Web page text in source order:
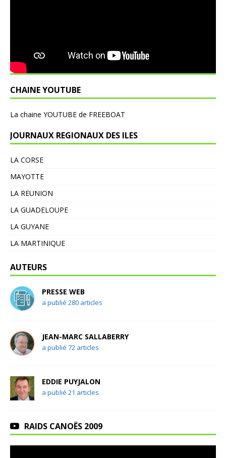
CHAINE YOUTUBE
La chaine YOUTUBE de FREEBOAT
JOURNAUX REGIONAUX DES ILES
LA CORSE
MAYOTTE
LA REUNION
LA GUADELOUPE
LA GUYANE
LA MARTINIQUE
AUTEURS
PRESSE WEB
a publié 280 articles
JEAN-MARC SALLABERRY
a publié 72 articles
EDDIE PUYJALON
a publié 21 articles
RAIDS CANOËS 2009